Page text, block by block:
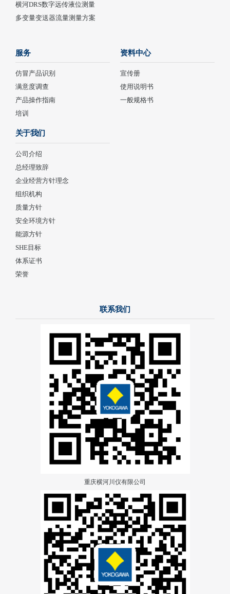
横河DRS数字远传液位测量
多变量变送器流量测量方案
服务
仿冒产品识别
满意度调查
产品操作指南
培训
资料中心
宣传册
使用说明书
一般规格书
关于我们
公司介绍
总经理致辞
企业经营方针理念
组织机构
质量方针
安全环境方针
能源方针
SHE目标
体系证书
荣誉
联系我们
重庆横河川仪有限公司